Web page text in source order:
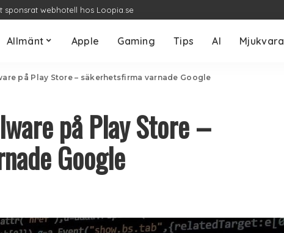
sponsrat webhotell hos Loopia.se
Allmänt Apple Gaming Tips AI Mjukvara
på Play Store – säkerhetsfirma varnade Google
på Play Store –
Google